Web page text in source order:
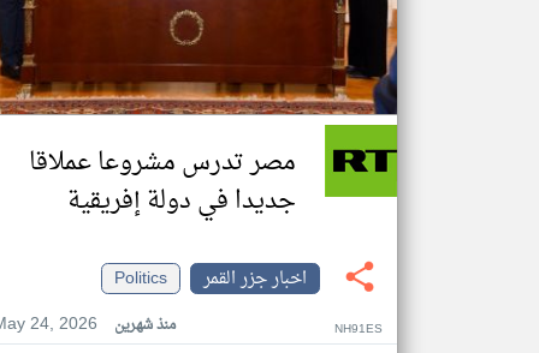
مصر تدرس مشروعا عملاقا
جديدا في دولة إفريقية
اخبار جزر القمر
Politics
24, 2026
منذ شهرين NH91ES